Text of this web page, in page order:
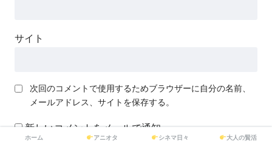
サイト
次回のコメントで使用するためブラウザーに自分の名前、
メールアドレス、サイトを保存する。
新しいコメントをメールで通知
ホーム アニオタ シネマ日々 大人の賢活